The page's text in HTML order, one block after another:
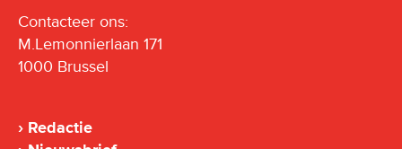
Contacteer ons:
M.Lemonnierlaan 171
1000 Brussel
Redactie